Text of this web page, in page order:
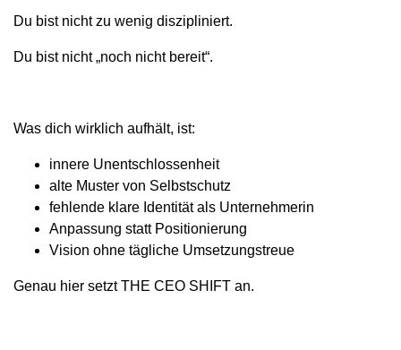
Du bist nicht zu wenig diszipliniert.
Du bist nicht „noch nicht bereit“.
Was dich wirklich aufhält, ist:
innere Unentschlossenheit
alte Muster von Selbstschutz
fehlende klare Identität als Unternehmerin
Anpassung statt Positionierung
Vision ohne tägliche Umsetzungstreue
Genau hier setzt THE CEO SHIFT an.